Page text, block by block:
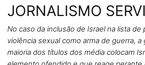
JORNALISMO
No caso da inclusão de Israel na lista de
violência sexual como arma de guerra, a
maioria dos títulos dos média colocam